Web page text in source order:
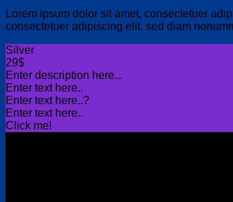
Lorem ipsum dolor sit amet, consectetuer
consectetuer adipiscing elit, sed diam
Silver
29$
Enter description here...
Enter text here..
Enter text here..?
Enter text here..
Click me!